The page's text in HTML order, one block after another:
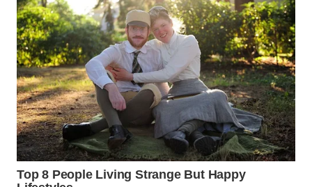
WN
BINJAI
WN
CIREBON
WN
INDRAMAYU
WN
KUNINGAN